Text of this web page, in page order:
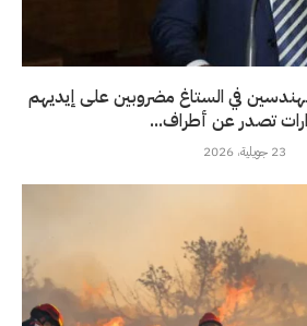
في الستاغ مضروبين على إيديهم
تصدر عن أطراف...
23 جويلية، 2026